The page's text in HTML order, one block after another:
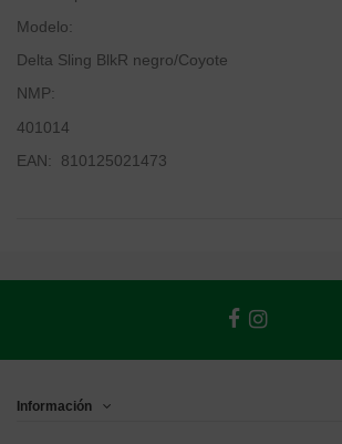
Modelo:
Delta Sling BlkR negro/Coyote
NMP:
401014
EAN: 810125021473
Información